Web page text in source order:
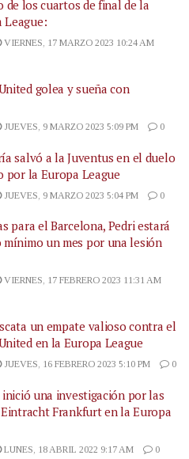
de los cuartos de final de la
League:
VIERNES, 17 MARZO 2023 10:24 AM
golea y sueña con
JUEVES, 9 MARZO 2023 5:09 PM 0
salvó a la Juventus en el duelo
por la Europa League
JUEVES, 9 MARZO 2023 5:04 PM 0
para el Barcelona, Pedri estará
mínimo un mes por una lesión
VIERNES, 17 FEBRERO 2023 11:31 AM
un empate valioso contra el
en la Europa League
JUEVES, 16 FEBRERO 2023 5:10 PM 0
una investigación por las
Frankfurt en la Europa
LUNES, 18 ABRIL 2022 9:17 AM 0